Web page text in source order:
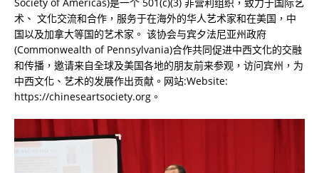
术、 文化交流和合作，服务于在海外的华人艺术家和在美国，中
国以及加拿大等国的艺术家。 该协会与宾夕法尼亚州政府
(Commonwealth of Pennsylvania)合作共同促进中西文化的交融
和传播，邀请来自全球及美国各地的朋友前来参观，访问宾州，为
中西文化、艺术的发展作出贡献。网站:Website:
https://chineseartsociety.org。